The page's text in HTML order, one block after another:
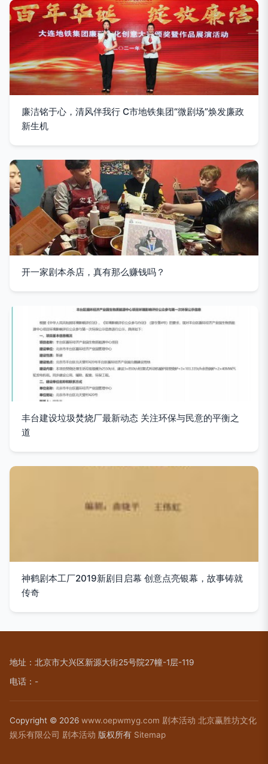
廉洁铭于心，清风伴我行 C市地铁集团“微剧场”焕发廉政
新生机
开一家剧本杀店，真有那么赚钱吗？
丰台建设垃圾焚烧厂最新动态 关注环保与民意的平衡之
道
神鹤剧本工厂2019新剧目启幕 创意点亮银幕，故事铸就
传奇
地址：北京市大兴区新源大街25号院27幢-1层-119
电话：-
Copyright © 2026 www.oepwmyg.com 剧本活动 北京赢胜坊文化
娱乐有限公司 剧本活动 版权所有 Sitemap